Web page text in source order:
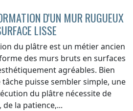
D'UN MUR RUGUEUX
LISSE
du plâtre est un métier ancien
des murs bruts en surfaces
agréables. Bien
puisse sembler simple, une
du plâtre nécessite de
la patience,...